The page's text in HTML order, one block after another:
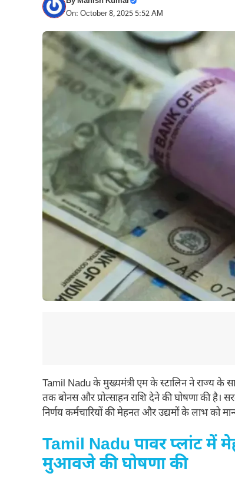
On: October 8, 2025 5:52 AM
Tamil Nadu के मुख्यमंत्री एम के स्टालिन ने राज्य के
तक बोनस और प्रोत्साहन राशि देने की घोषणा की है।
निर्णय कर्मचारियों की मेहनत और उद्यमों के लाभ को
Tamil Nadu पावर प्लांट में
मुआवजे की घोषणा की